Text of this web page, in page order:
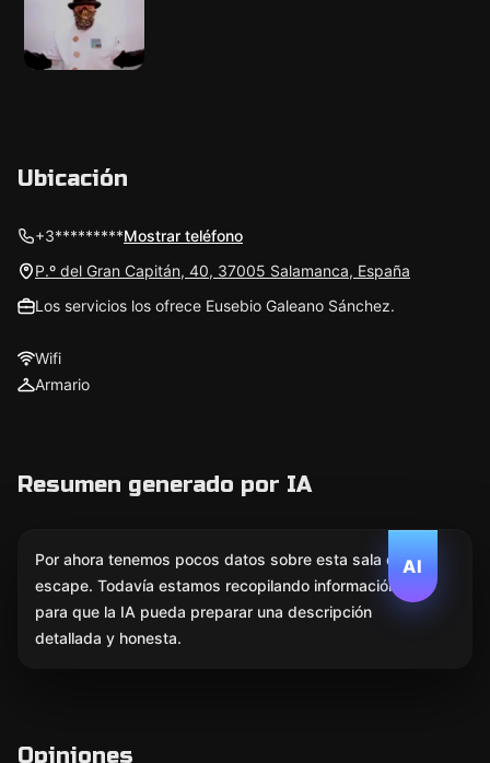
Ubicación
+3*********Mostrar teléfono
P.º del Gran Capitán, 40, 37005 Salamanca, España
Los servicios los ofrece Eusebio Galeano Sánchez.
Wifi
Armario
Resumen generado por IA
AI
Por ahora tenemos pocos datos sobre esta sala de
escape. Todavía estamos recopilando información
para que la IA pueda preparar una descripción
detallada y honesta.
Opiniones